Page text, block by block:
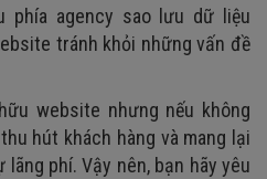
phía agency sao lưu dữ liệu
tránh khỏi những vấn đề
website nhưng nếu không
hút khách hàng và mang lại
phí. Vậy nên, bạn hãy yêu